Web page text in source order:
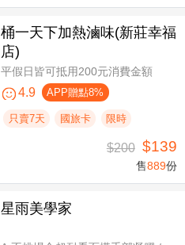
桶一天下加熱滷味(新莊幸福
店)
平假日皆可抵用200元消費金額
4.9 APP贈點8%
只賣7天 國旅卡 限時
$200 $139
售889份
星雨美學家